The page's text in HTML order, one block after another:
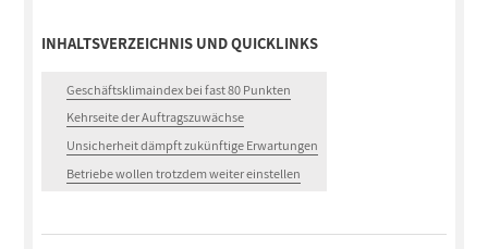
INHALTSVERZEICHNIS UND QUICKLINKS
Geschäftsklimaindex bei fast 80 Punkten
Kehrseite der Auftragszuwächse
Unsicherheit dämpft zukünftige Erwartungen
Betriebe wollen trotzdem weiter einstellen